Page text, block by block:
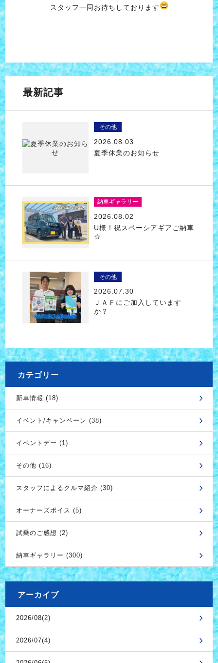
スタッフ一同お待ちしております
最新記事
その他
2026.08.03
夏季休業のお知らせ
納車ギャラリー
2026.08.02
U様！祝スペーシアギアご納車
☆
その他
2026.07.30
ＪＡＦにご加入しています
か？
カテゴリー
新車情報 (18)
イベント/キャンペーン (38)
イベントデー (1)
その他 (16)
スタッフによるクルマ紹介 (30)
オーナーズボイス (5)
試乗のご感想 (2)
納車ギャラリー (300)
アーカイブ
2026/08(2)
2026/07(4)